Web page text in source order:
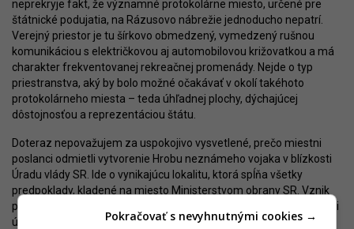
neprekryje fakt, že významné protokolárne miesto, určené pre
štátnické podujatia, na Rázusovo nábrežie jednoducho nepatrí.
Verejný priestor je tu šírkovo obmedzený, vymedzený rušnou
komunikáciou s električkovou aj automobilovou križovatkou a má
charakter frekventovanej rekreačnej promenády. Nejde o typ
priestranstva, aký by bolo možné očakávať v okolí takéhoto
protokolárneho miesta – teda úhľadnej plochy, dýchajúcej
dôstojnosťou a reprezentáciou štátu.
Doteraz nepovažujem za uspokojivo vysvetlené, prečo miestni
poslanci odmietli vytvorenie Hrobu neznámeho vojaka v blízkosti
Úradu vlády SR. Ide o vynikajúcu lokalitu, ktorá spĺňa všetky
predpoklady, kladené na miesto Ministerstvom obrany SR. Vznik
pamätníka by zároveň prispel k mimoriadne potrebnej revitalizácii
územia a priniesol odstránenie sochy komunistického
Pokračovať s nevyhnutnými cookies →